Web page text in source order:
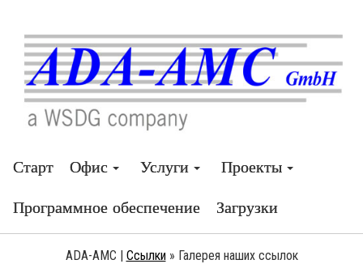
Старт Офис Услуги Проекты
Программное обеспечение Загрузки
ADA-AMC | Ссылки » Галерея наших ссылок